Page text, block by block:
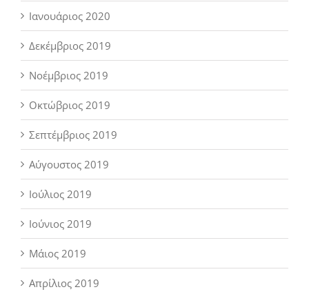
Ιανουάριος 2020
Δεκέμβριος 2019
Νοέμβριος 2019
Οκτώβριος 2019
Σεπτέμβριος 2019
Αύγουστος 2019
Ιούλιος 2019
Ιούνιος 2019
Μάιος 2019
Απρίλιος 2019